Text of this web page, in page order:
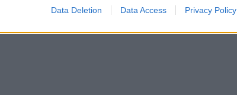
Data Deletion Data Access Privacy Policy